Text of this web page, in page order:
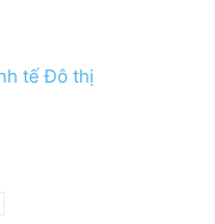
tế Đô thị